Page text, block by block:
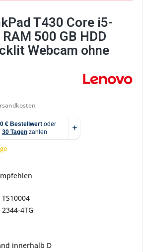
T430 Core i5-
500 GB HDD
Webcam ohne
TS10004
2344-4TG
innerhalb D